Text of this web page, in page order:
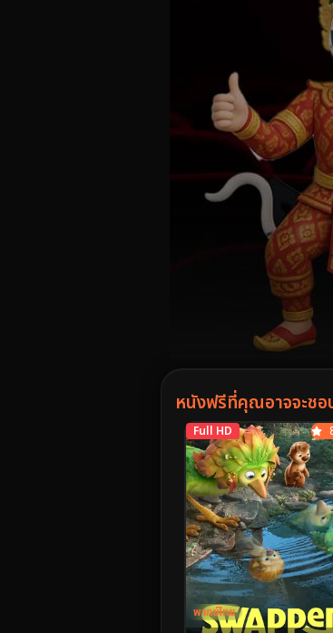
หนังฟรีที่คุณอาจจะชอ
Full HD
พากย์ไทย